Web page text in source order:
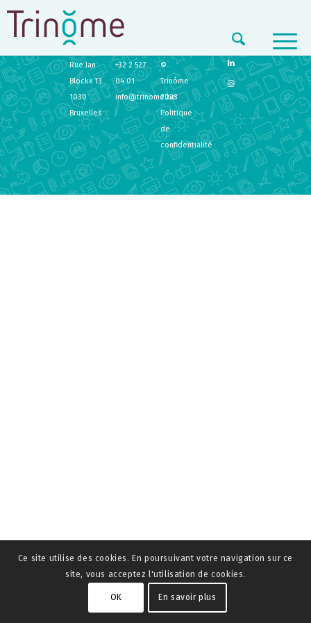
TRINÔME
Rue Jan
Blockx 13
1030
Bruxelles
+32 2 527
04 01
info@trinome.be
©
Trinôme
2023
Politique
de
confidentialité
Ce site utilise des cookies. En poursuivant votre navigation sur ce
site, vous acceptez l'utilisation de cookies.
OK En savoir plus